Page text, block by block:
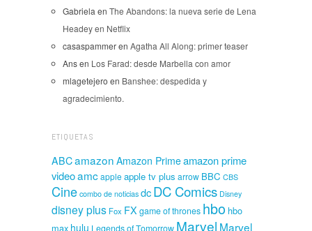
Gabriela en The Abandons: la nueva serie de Lena
Headey en Netflix
casaspammeren Agatha All Along: primer teaser
Ansen Los Farad: desde Marbella con amor
mlagetejero en Banshee: despedida y
agradecimiento.
ETIQUETAS
ABCamazon Amazon Primeamazon prime
videoamcapple apple tv plus arrow BBC CBS
Cine combo de noticias dcDC Comics Disney
disney plus Fox FX game of thrones hbo hbo
max hulu Legends of Tomorrow Marvel Marvel